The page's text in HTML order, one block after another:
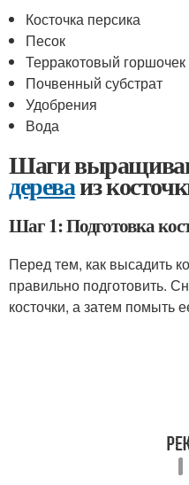
Косточка персика
Песок
Терракотовый горшочек
Почвенный субстрат
Удобрения
Вода
Шаги
дереваиз
Шаг 1: Подготовка
Перед тем, как высадить
правильно подготовить.
косточки, а затем помыть